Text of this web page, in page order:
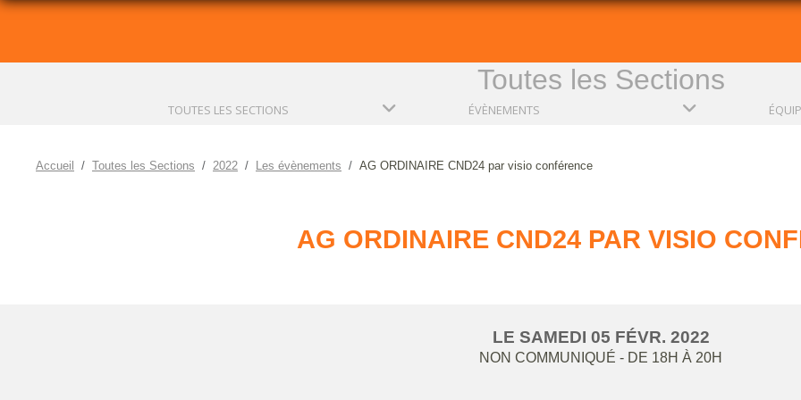
Toutes les Sections
TOUTES LES SECTIONS ÉVÈNEMENTS
Accueil Toutes les Sections 2022 Les évènements AG ORDINAIRE CND24 par visio conférence
AG ORDINAIRE CND24 PAR VISIO
LE SAMEDI 05 FÉVR. 2022
NON COMMUNIQUÉ - DE 18H À 20H